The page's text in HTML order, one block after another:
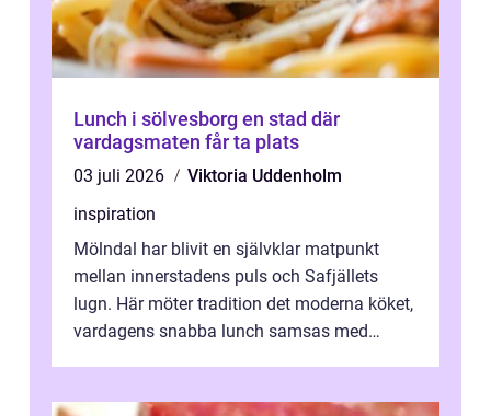
Lunch i sölvesborg en stad där
vardagsmaten får ta plats
03 juli 2026
Viktoria Uddenholm
inspiration
Mölndal har blivit en självklar matpunkt
mellan innerstadens puls och Safjällets
lugn. Här möter tradition det moderna köket,
vardagens snabba lunch samsas med